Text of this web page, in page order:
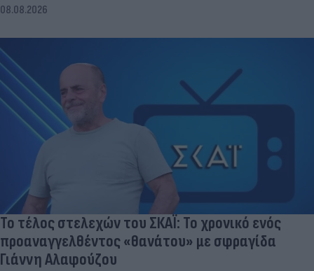
08.08.2026
Το τέλος στελεχών του ΣΚΑΪ: Το χρονικό ενός
προαναγγελθέντος «θανάτου» με σφραγίδα
Γιάννη Αλαφούζου